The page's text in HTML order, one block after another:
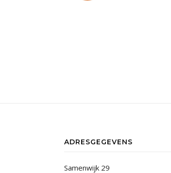
ADRESGEGEVENS
Samenwijk 29